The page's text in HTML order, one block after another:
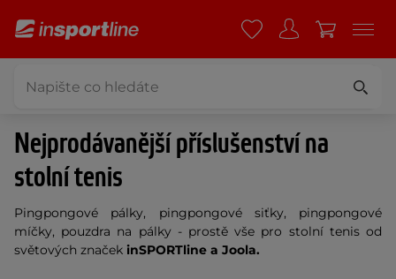
Nejprodávanější příslušenství na
stolní tenis
Pingpongové pálky, pingpongové siťky, pingpongové
míčky, pouzdra na pálky - prostě vše pro stolní tenis od
světových značek inSPORTline a Joola.